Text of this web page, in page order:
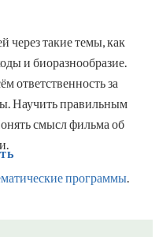
через такие темы, как
и биоразнообразие.
ответственность за
Научить правильным
смысл фильма об
программы.